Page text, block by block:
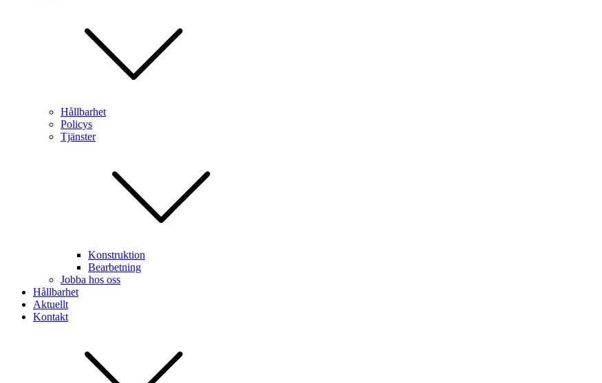
Hållbarhet
Policys
Tjänster
Konstruktion
Bearbetning
Jobba hos oss
Hållbarhet
Aktuellt
Kontakt